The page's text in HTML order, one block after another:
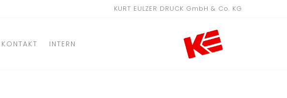
KURT EULZER DRUCK GmbH & Co. KG
KONTAKT INTERN